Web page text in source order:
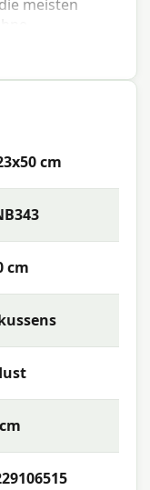
meisten
5% andere
cm
cm